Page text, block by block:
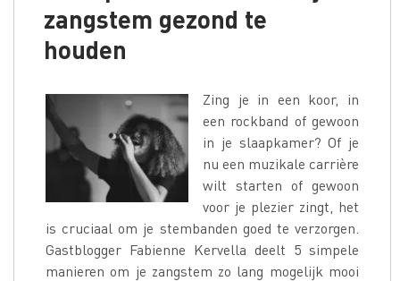
zangstem gezond te
houden
Zing je in een koor, in
een rockband of gewoon
in je slaapkamer? Of je
nu een muzikale carrière
wilt starten of gewoon
voor je plezier zingt, het
is cruciaal om je stembanden goed te verzorgen.
Gastblogger Fabienne Kervella deelt 5 simpele
manieren om je zangstem zo lang mogelijk mooi